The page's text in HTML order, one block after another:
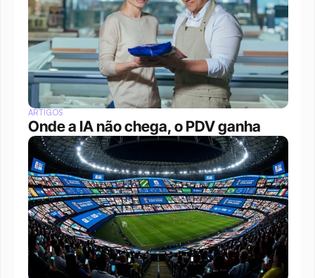
ARTIGOS
Onde a IA não chega, o PDV ganha